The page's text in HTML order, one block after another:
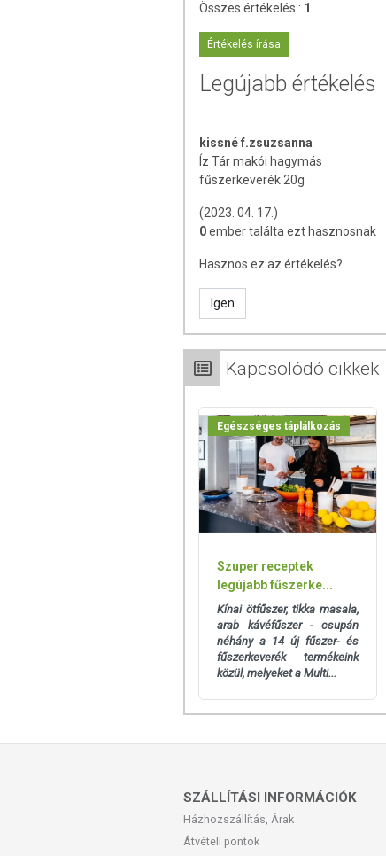
Összes értékelés : 1
Értékelés írása
Legújabb értékelés
kissné f.zsuzsanna
Íz Tár makói hagymás
fűszerkeverék 20g
(2023. 04. 17.)
0ember találta ezt hasznosnak
Hasznos ez az értékelés?
Igen
Kapcsolódó cikkek
Egészséges táplálkozás
Szuper receptek
legújabb fűszerke...
Kínai ötfűszer, tikka masala,
arab kávéfűszer - csupán
néhány a 14 új fűszer- és
fűszerkeverék termékeink
közül, melyeket a Multi...
SZÁLLÍTÁSI INFORMÁCIÓK
Házhozszállítás, Árak
Átvételi pontok